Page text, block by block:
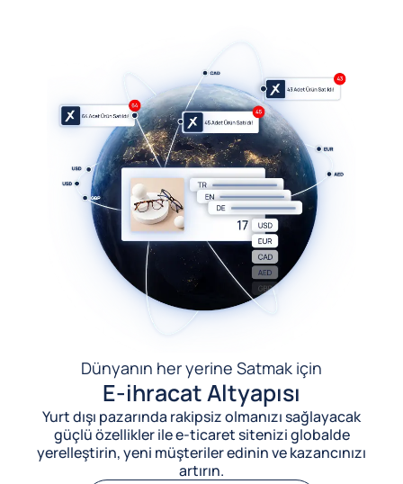
Dünyanın her yerine Satmak için
E-ihracat Altyapısı
Yurt dışı pazarında rakipsiz olmanızı sağlayacak
güçlü özellikler ile e-ticaret sitenizi globalde
yerelleştirin, yeni müşteriler edinin ve kazancınızı
artırın.